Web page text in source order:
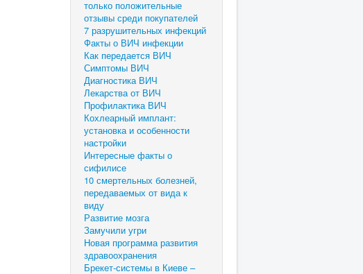
только положительные
отзывы среди покупателей
7 разрушительных инфекций
Факты о ВИЧ инфекции
Как передается ВИЧ
Симптомы ВИЧ
Диагностика ВИЧ
Лекарства от ВИЧ
Профилактика ВИЧ
Кохлеарный имплант:
установка и особенности
настройки
Интересные факты о
сифилисе
10 смертельных болезней,
передаваемых от вида к
виду
Развитие мозга
Замучили угри
Новая программа развития
здравоохранения
Брекет-системы в Киеве –